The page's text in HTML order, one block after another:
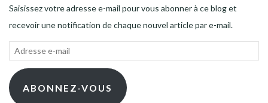
Saisissez votre adresse e-mail pour vous abonner à ce blog et
recevoir une notification de chaque nouvel article par e-mail.
Adresse
mail ABONNEZ-VOUS